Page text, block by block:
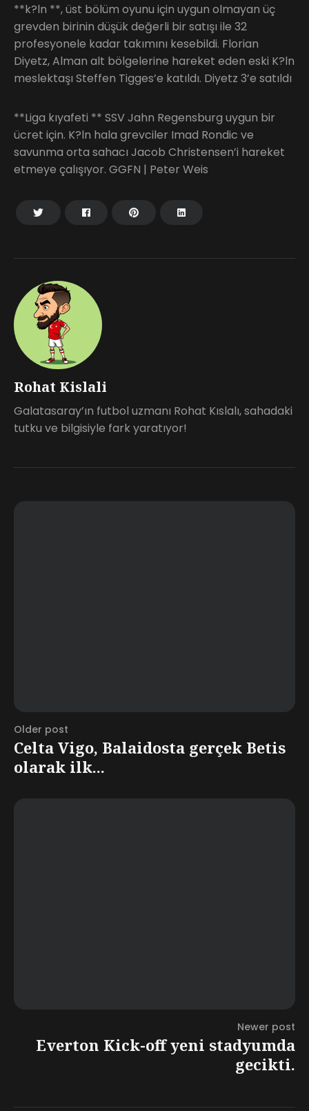
Rohat Kislali
Galatasaray’ın futbol uzmanı Rohat Kıslalı, sahadaki
tutku ve bilgisiyle fark yaratıyor!
**k?ln **, üst bölüm oyunu için uygun olmayan üç
grevden birinin düşük değerli bir satışı ile 32
profesyonele kadar takımını kesebildi. Florian
Diyetz, Alman alt bölgelerine hareket eden eski K?ln
meslektaşı Steffen Tigges’e katıldı. Diyetz 3’e satıldı
**Liga kıyafeti ** SSV Jahn Regensburg uygun bir
ücret için. K?ln hala grevciler Imad Rondic ve
savunma orta sahacı Jacob Christensen’i hareket
etmeye çalışıyor. GGFN | Peter Weis
Older post
Celta Vigo, Balaidosta gerçek Betis
olarak ilk...
Newer post
Everton Kick-off yeni stadyumda
gecikti.